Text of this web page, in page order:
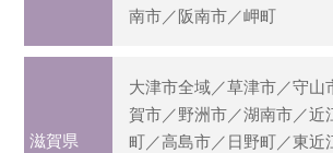
南市／阪南市／岬町
滋賀県
大津市全域／草津市／守山
賀市／野洲市／湖南市／近
町／高島市／日野町／東近